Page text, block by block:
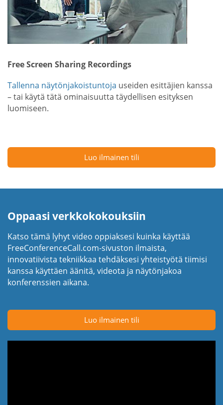
Free Screen Sharing Recordings
Tallenna näytönjakoistuntoja useiden esittäjien kanssa
– tai käytä tätä ominaisuutta täydellisen esityksen
luomiseen.
Luo ilmainen tili
Oppaasi verkkokokouksiin
Katso tämä lyhyt video oppiaksesi kuinka käyttää
FreeConferenceCall.com-sivuston ilmaista,
innovatiivista tekniikkaa tehdäksesi yhteistyötä tiimisi
kanssa käyttäen äänitä, videota ja näytönjakoa
konferenssien aikana.
Luo ilmainen tili